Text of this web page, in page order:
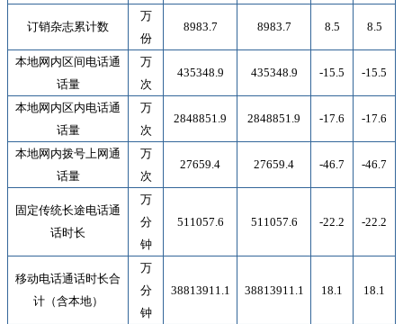
订销杂志累计数
万
份
8983.7 8983.7 8.5 8.5
本地网内区间电话通
话量
万
次
435348.9 435348.9 -15.5 -15.5
本地网内区内电话通
话量
万
次
2848851.9 2848851.9 -17.6 -17.6
本地网内拨号上网通
话量
万
次
27659.4 27659.4 -46.7 -46.7
固定传统长途电话通
话时长
万
分
钟
511057.6 511057.6 -22.2 -22.2
移动电话通话时长合
计（含本地）
万
分
钟
38813911.1 38813911.1 18.1 18.1